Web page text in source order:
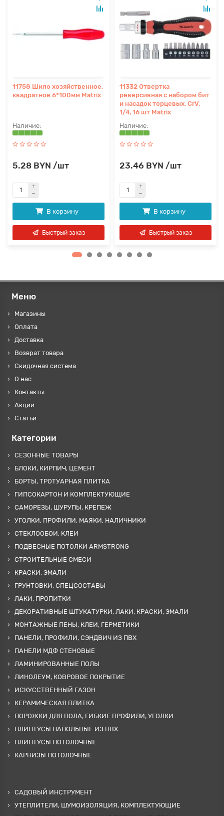
11758 Шило хозяйственное,
квадратное 6*100мм Matrix
5.28 BYN /шт
В корзину
Быстрый заказ
11332 Отвертка
реверсивная с набором бит
и насадок торцевых, CrV,
1/4, 16 шт Matrix
23.46 BYN /шт
В корзину
Быстрый заказ
Меню
Магазины
Оплата
Доставка
Возврат товара
Скидочная система
О нас
Контакты
Акции
Статьи
Категории
СЕЗОННЫЕ ТОВАРЫ
БЛОКИ, КИРПИЧ, ЦЕМЕНТ
БОРТЫ, ТРОТУАРНАЯ ПЛИТКА
ГИПСОКАРТОН И КОМПЛЕКТУЮЩИЕ
САМОРЕЗЫ, ШУРУПЫ, КРЕПЕЖ
УГОЛКИ, ПРОФИЛИ, МАЯКИ, НАЛИЧНИКИ
СТЕКЛООБОИ, КЛЕИ
ПОДВЕСНЫЕ ПОТОЛКИ ARMSTRONG
СТРОИТЕЛЬНЫЕ СМЕСИ
КРАСКИ, ЭМАЛИ
ГРУНТОВКИ, СПЕЦСОСТАВЫ
ЛАКИ, ПРОПИТКИ
ДЕКОРАТИВНЫЕ ШТУКАТУРКИ, ЛАКИ, КРАСКИ, ЭМАЛИ
МОНТАЖНЫЕ ПЕНЫ, КЛЕИ, ГЕРМЕТИКИ
ПАНЕЛИ, ПРОФИЛИ, СЭНДВИЧ ИЗ ПВХ
ПАНЕЛИ МДФ СТЕНОВЫЕ
ЛАМИНИРОВАННЫЕ ПОЛЫ
ЛИНОЛЕУМ, КОВРОВОЕ ПОКРЫТИЕ
ИСКУССТВЕННЫЙ ГАЗОН
КЕРАМИЧЕСКАЯ ПЛИТКА
ПОРОЖКИ ДЛЯ ПОЛА, ГИБКИЕ ПРОФИЛИ, УГОЛКИ
ПЛИНТУСЫ НАПОЛЬНЫЕ ИЗ ПВХ
ПЛИНТУСЫ ПОТОЛОЧНЫЕ
КАРНИЗЫ ПОТОЛОЧНЫЕ
САДОВЫЙ ИНСТРУМЕНТ
УТЕПЛИТЕЛИ, ШУМОИЗОЛЯЦИЯ, КОМПЛЕКТУЮЩИЕ